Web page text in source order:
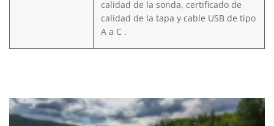
calidad de la sonda, certificado de
calidad de la tapa y cable USB de tipo
A a C .